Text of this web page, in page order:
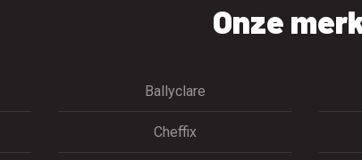
Onze
Ballyclare
Cheffix